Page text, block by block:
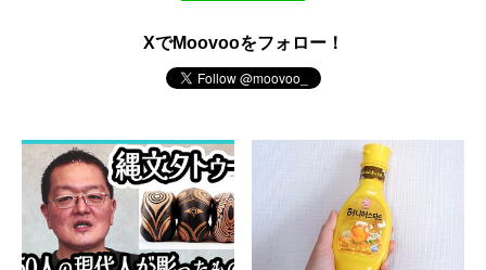
XでMoovooをフォロー！